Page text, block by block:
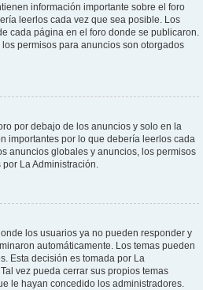
información importante sobre el foro
leerlos cada vez que sea posible. Los
cada página en el foro donde se publicaron.
permisos para anuncios son otorgados
por debajo de los anuncios y solo en la
importantes por lo que debería leerlos cada
anuncios globales y anuncios, los permisos
La Administración.
los usuarios ya no pueden responder y
automáticamente. Los temas pueden
Esta decisión es tomada por La
vez pueda cerrar sus propios temas
le hayan concedido los administradores.